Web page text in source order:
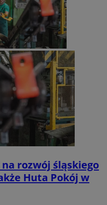
na rozwój śląskiego
Huta Pokój w